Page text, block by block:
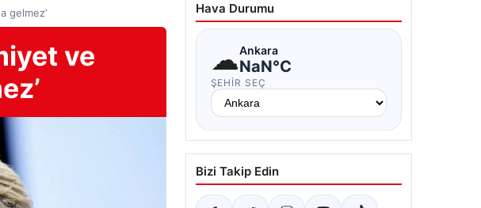
gelmez’
ve
Hava Durumu
☁Ankara
NaN°C
ŞEHIR SEÇ
Bizi Takip Edin